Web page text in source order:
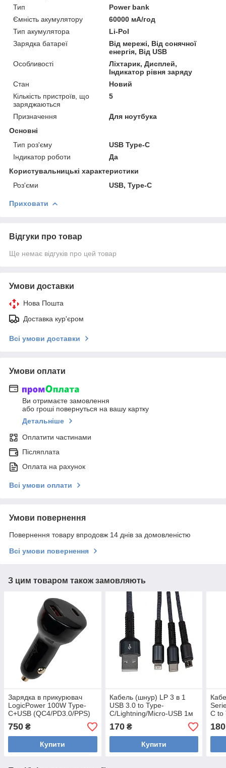
Тип
Power bank
Ємність акумулятору
60000 мА/год
Тип акумулятора
Li-Pol
Зарядка батареї
Від мережі, Від сонячної
енергія, Від USB
Особливості
Ліхтарик, Дисплей,
Індикатор рівня заряду
Стан
Новий
Кількість пристроїв, що
заряджаються
5
Призначення
Для ноутбука
Основні
Тип роз'єму
USB Type-C
Індикатор роботи
Да
Користувальницькі характеристики
Роз'єми
USB, Type-C
Приховати
Відгуки про товар
Ще немає відгуків про цей товар
Умови доставки
Нова Пошта
Доставка кур'єром
Всі умови доставки
Умови оплати
Ви отримаєте замовлення
або гроші повернуться на вашу картку
Детальніше
Оплатити частинами
Післяплата
Оплата на рахунок
Всі умови оплати
Умови повернення
Повернення товару впродовж 14 днів за домовленістю
Всі умови повернення
З цим товаром також замовляють
Зарядка в прикурювач
LogicPower 100W Type-
C+USB (QC4/PD3.0/PPS)
750 ₴
Купити
Кабель (шнур) LP 3 в 1
USB 3.0 to Type-
C/Lightning/Micro-USB 1м
170₴
Купити
C to
180